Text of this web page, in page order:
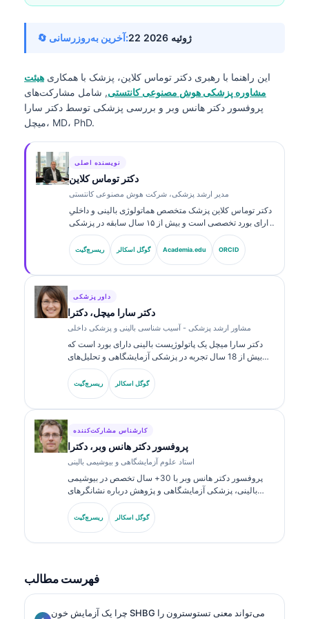
🔄 آخرین به‌روزرسانی: 22 ژوئیه 2026
این راهنما با رهبری دکتر توماس کلاین، پزشک با همکاری هیئت
مشاوره پزشکی هوش مصنوعی کانتستی, شامل مشارکت‌های
پروفسور دکتر هانس وبر و بررسی پزشکی توسط دکتر سارا
میچل، MD، PhD.
نویسنده اصلی
دکتر توماس کلاین
مدیر ارشد پزشکی، شرکت هوش مصنوعی کانتستی
دکتر توماس کلاین پزشک متخصص هماتولوژی بالینی و داخلیِ
دارای بورد تخصصی است و بیش از ۱۵ سال سابقه در پزشکی
آزمایشگاهی و تحلیل‌های بالینیِ مبتنی بر هوش مصنوعی دارد.
ایشان به‌عنوان مدیر ارشد پزشکی در Kantesti AI، نظارت
بالینی بر صحت پزشکی شبکه عصبی اختصاصی را فراهم
ریسرچ‌گیت گوگل اسکالر Academia.edu ORCID
داور پزشکی
دکتر سارا میچل، دکترا
مشاور ارشد پزشکی - آسیب شناسی بالینی و پزشکی داخلی
دکتر سارا میچل یک پاتولوژیست بالینی دارای بورد است که
بیش از 18 سال تجربه در پزشکی آزمایشگاهی و تحلیل‌های
تشخیصی دارد. او گواهی‌های تخصصی در شیمی بالینی دارد و
در زمینه پنل‌های نشانگر زیستی و تحلیل‌های آزمایشگاهی در
ریسرچ‌گیت گوگل اسکالر
کارشناس مشارکت‌کننده
پروفسور دکتر هانس وبر، دکترا
استاد علوم آزمایشگاهی و بیوشیمی بالینی
پروفسور دکتر هانس وبر با 30+ سال تخصص در بیوشیمی
بالینی، پزشکی آزمایشگاهی و پژوهش درباره نشانگرهای
زیستی به این حوزه می‌پردازد. او پیش‌تر رئیس انجمن شیمی
بالینی آلمان بوده و در تحلیل پنل‌های تشخیصی،
استانداردسازی نشانگرهای زیستی و پزشکی آزمایشگاهی با
ریسرچ‌گیت گوگل اسکالر
فهرست مطالب
چرا یک آزمایش خون SHBG می‌تواند معنی تستوسترون را